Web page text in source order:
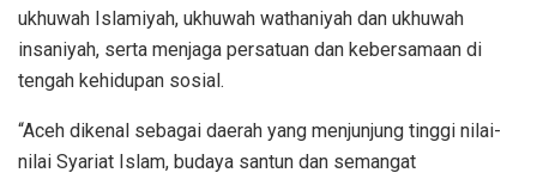
ukhuwah Islamiyah, ukhuwah wathaniyah dan ukhuwah
insaniyah, serta menjaga persatuan dan kebersamaan di
tengah kehidupan sosial.
“Aceh dikenal sebagai daerah yang menjunjung tinggi nilai-
nilai Syariat Islam, budaya santun dan semangat